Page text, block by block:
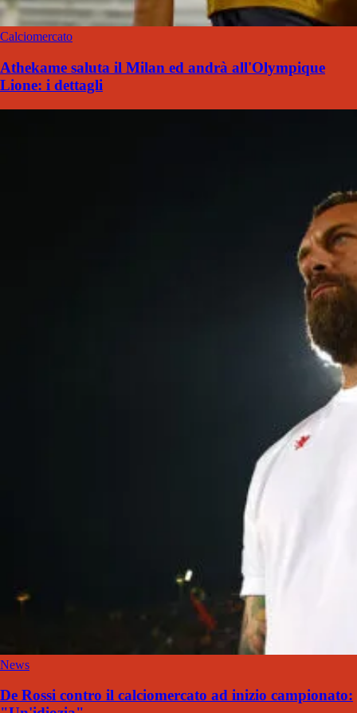
Calciomercato
Athekame saluta il Milan ed andrà all'Olympique
Lione: i dettagli
News
De Rossi contro il calciomercato ad inizio campionato: